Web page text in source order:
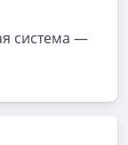
система —